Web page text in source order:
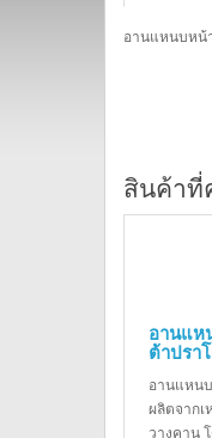
อานแหนบหน้
สินค้าที่
อานแห
ต้าปรา
อานแหน
ผลิตจาก
วางคาน